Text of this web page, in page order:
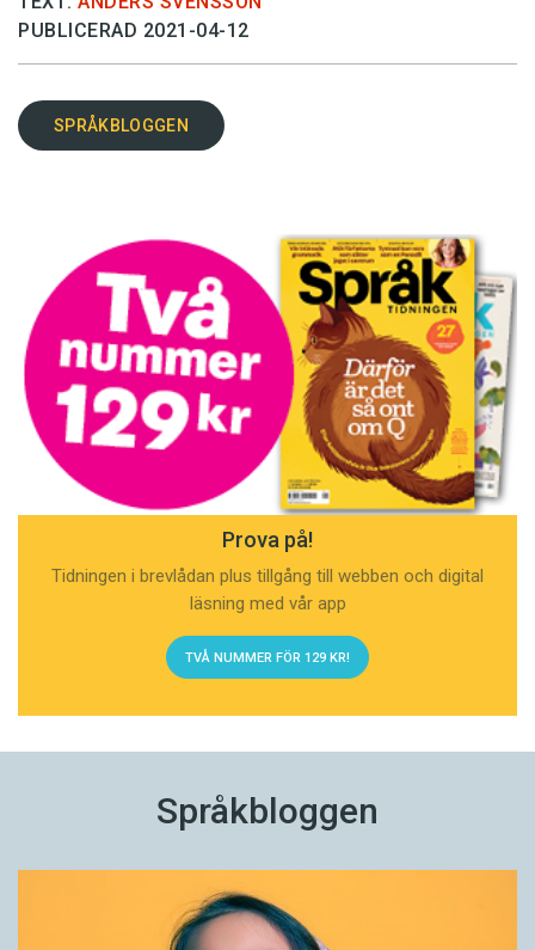
PUBLICERAD 2021-04-12
SPRÅKBLOGGEN
Prova på!
Tidningen i brevlådan plus tillgång till webben och digital
läsning med vår app
TVÅ NUMMER FÖR 129 KR!
Språkbloggen